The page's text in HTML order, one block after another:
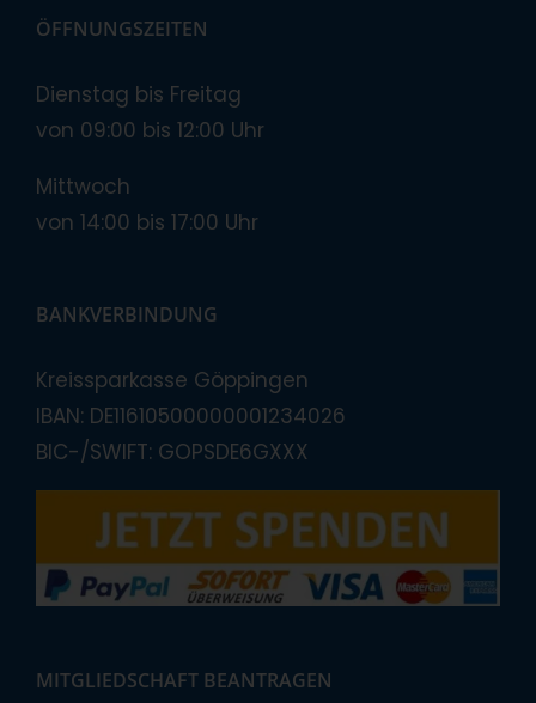
ÖFFNUNGSZEITEN
Dienstag bis Freitag
von 09:00 bis 12:00 Uhr
Mittwoch
von 14:00 bis 17:00 Uhr
BANKVERBINDUNG
Kreissparkasse Göppingen
IBAN: DE11610500000001234026
BIC-/SWIFT: GOPSDE6GXXX
MITGLIEDSCHAFT BEANTRAGEN